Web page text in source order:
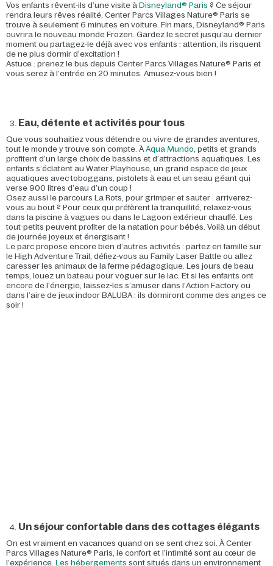
Vos enfants rêvent-ils d’une visite à Disneyland® Paris ? Ce séjour
rendra leurs rêves réalité. Center Parcs Villages Nature® Paris se
trouve à seulement 6 minutes en voiture. Fin mars, Disneyland® Paris
ouvrira le nouveau monde Frozen. Gardez le secret jusqu’au dernier
moment ou partagez-le déjà avec vos enfants : attention, ils risquent
de ne plus dormir d’excitation !
Astuce : prenez le bus depuis Center Parcs Villages Nature® Paris et
vous serez à l’entrée en 20 minutes. Amusez-vous bien !
Eau, détente et activités pour tous
Que vous souhaitiez vous détendre ou vivre de grandes aventures,
tout le monde y trouve son compte. ÀAqua Mundo, petits et grands
profitent d’un large choix de bassins et d’attractions aquatiques. Les
enfants s’éclatent au Water Playhouse, un grand espace de jeux
aquatiques avec toboggans, pistolets à eau et un seau géant qui
verse 900 litres d’eau d’un coup !
Osez aussi le parcours La Rots, pour grimper et sauter : arriverez-
vous au bout ? Pour ceux qui préfèrent la tranquillité, relaxez-vous
dans la piscine à vagues ou dans le Lagoon extérieur chauffé. Les
tout-petits peuvent profiter de la natation pour bébés. Voilà un début
de journée joyeux et énergisant !
Le parc propose encore bien d’autres activités : partez en famille sur
le High Adventure Trail, défiez-vous au Family Laser Battle ou allez
caresser les animaux de la ferme pédagogique. Les jours de beau
temps, louez un bateau pour voguer sur le lac. Et si les enfants ont
encore de l’énergie, laissez-les s’amuser dans l’Action Factory ou
dans l’aire de jeux indoor BALUBA : ils dormiront comme des anges ce
soir !
Un séjour confortable dans des cottages élégants
On est vraiment en vacances quand on se sent chez soi. À Center
Parcs Villages Nature® Paris, le confort et l’intimité sont au cœur de
l’expérience. Les hébergements sont situés dans un environnement